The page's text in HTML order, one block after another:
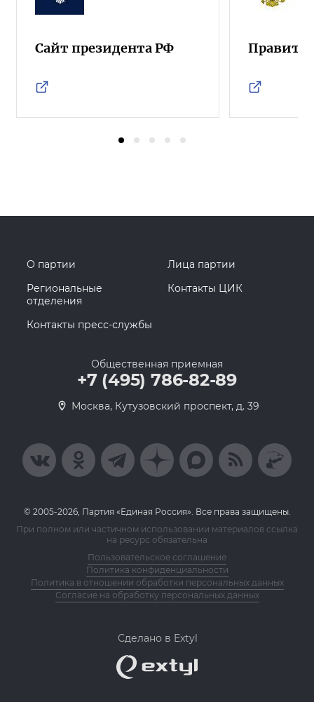
Сайт президента РФ
О партии
Лица партии
Региональные
отделения
Контакты ЦИК
Контакты пресс-службы
Общественная приемная
+7 (495) 786-82-89
Москва, Кутузовский проспект, д. 39
© 2005-2026, Партия «Единая Россия». Все права защищены.
При полном или частичном использовании материалов ссылка
на ресурс обязательна
Пользовательское соглашение
Политика конфиденциальности
Политика в отношении обработки персональных данных
Согласие на обработку персональных данных
Сделано в Extyl